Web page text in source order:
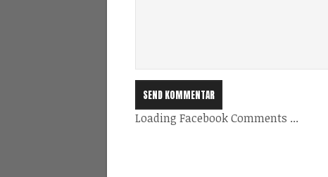
Loading Facebook Comments ...